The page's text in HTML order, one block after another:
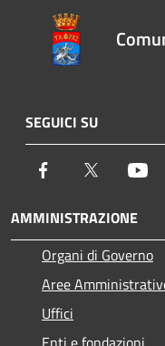
SEGUICI SU
Facebook Twitter
AMMINISTRAZIONE
Organi di Governo
Aree
Uffici